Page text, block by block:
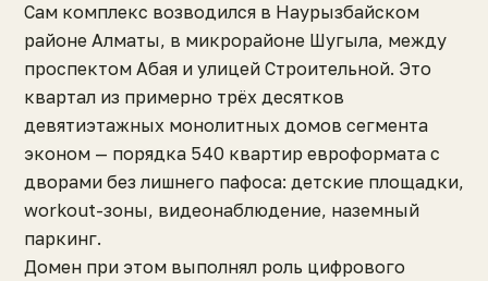
Сам комплекс возводился в Наурызбайском
районе Алматы, в микрорайоне Шугыла, между
проспектом Абая и улицей Строительной. Это
квартал из примерно трёх десятков
девятиэтажных монолитных домов сегмента
эконом — порядка 540 квартир евроформата с
дворами без лишнего пафоса: детские площадки,
workout-зоны, видеонаблюдение, наземный
паркинг.
Домен при этом выполнял роль цифрового